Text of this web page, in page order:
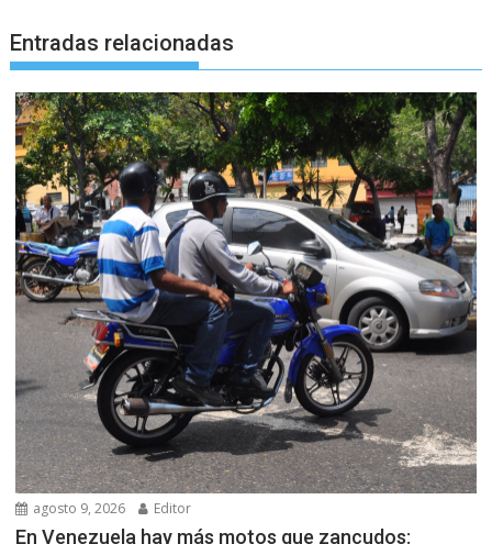
Entradas relacionadas
agosto 9, 2026 Editor
En Venezuela hay más motos que zancudos: